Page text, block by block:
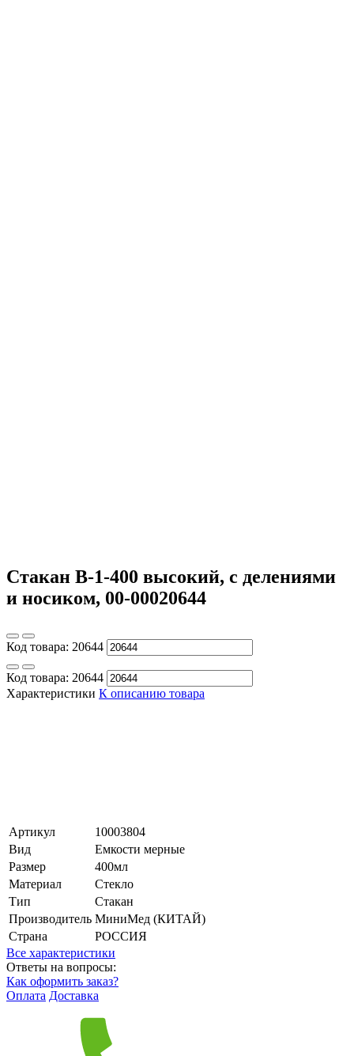
Стакан В-1-400 высокий, с делениями
и носиком, 00-00020644
Код товара: 20644
Код товара: 20644
Характеристики К описанию товара
Артикул
10003804
Вид
Емкости мерные
Размер
400мл
Материал
Стекло
Тип
Стакан
Производитель МиниМед (КИТАЙ)
Страна
РОССИЯ
Все характеристики
Ответы на вопросы:
Как оформить заказ?
Оплата Доставка